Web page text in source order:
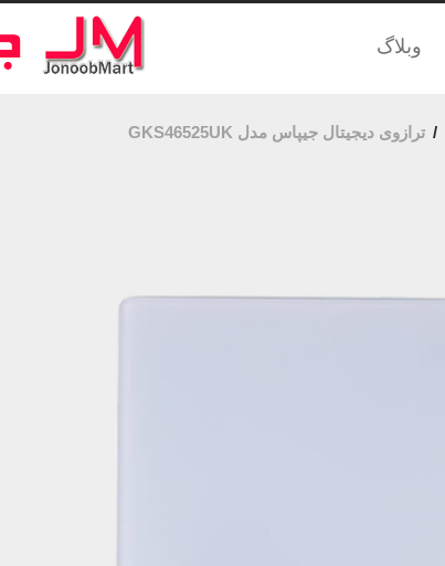
وبلاگ
/ ترازوی دیجیتال جیپاس مدل GKS46525UK